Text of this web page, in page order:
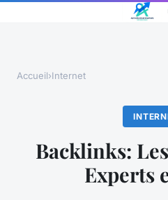
Accueil›Internet
Backlinks:
Experts